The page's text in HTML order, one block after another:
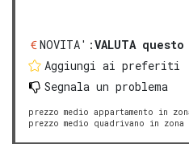
NOVITA':VALUTA
Aggiungi ai preferiti
Segnala un problema
prezzo medio appartamento in
prezzo medio quadrivano in zona